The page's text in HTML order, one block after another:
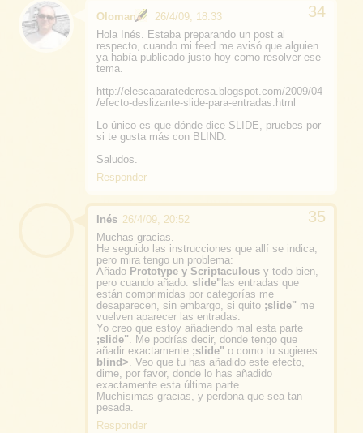
Oloman
26/4/09, 18:33
Hola Inés. Estaba preparando un post al
respecto, cuando mi feed me avisó que alguien
ya había publicado justo hoy como resolver ese
tema.
http://elescaparatederosa.blogspot.com/2009/04
/efecto-deslizante-slide-para-entradas.html
Lo único es que dónde dice SLIDE, pruebes por
si te gusta más con BLIND.
Saludos.
Responder
Inés 26/4/09, 20:52
Muchas gracias.
He seguido las instrucciones que allí se indica,
pero mira tengo un problema:
Añado Prototype y Scriptaculous y todo bien,
pero cuando añado: slide" las entradas que
están comprimidas por categorías me
desaparecen, sin embargo, si quito ;slide" me
vuelven aparecer las entradas.
Yo creo que estoy añadiendo mal esta parte
;slide". Me podrías decir, donde tengo que
añadir exactamente ;slide" o como tu sugieres
blind>. Veo que tu has añadido este efecto,
dime, por favor, donde lo has añadido
exactamente esta última parte.
Muchísimas gracias, y perdona que sea tan
pesada.
Responder